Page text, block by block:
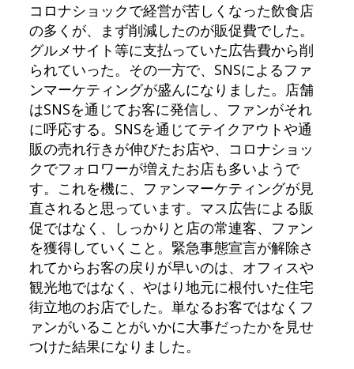
コロナショックで経営が苦しくなった飲食店
の多くが、まず削減したのが販促費でした。
グルメサイト等に支払っていた広告費から削
られていった。その一方で、SNSによるファ
ンマーケティングが盛んになりました。店舗
はSNSを通じてお客に発信し、ファンがそれ
に呼応する。SNSを通じてテイクアウトや通
販の売れ行きが伸びたお店や、コロナショッ
クでフォロワーが増えたお店も多いようで
す。これを機に、ファンマーケティングが見
直されると思っています。マス広告による販
促ではなく、しっかりと店の常連客、ファン
を獲得していくこと。緊急事態宣言が解除さ
れてからお客の戻りが早いのは、オフィスや
観光地ではなく、やはり地元に根付いた住宅
街立地のお店でした。単なるお客ではなくフ
ァンがいることがいかに大事だったかを見せ
つけた結果になりました。